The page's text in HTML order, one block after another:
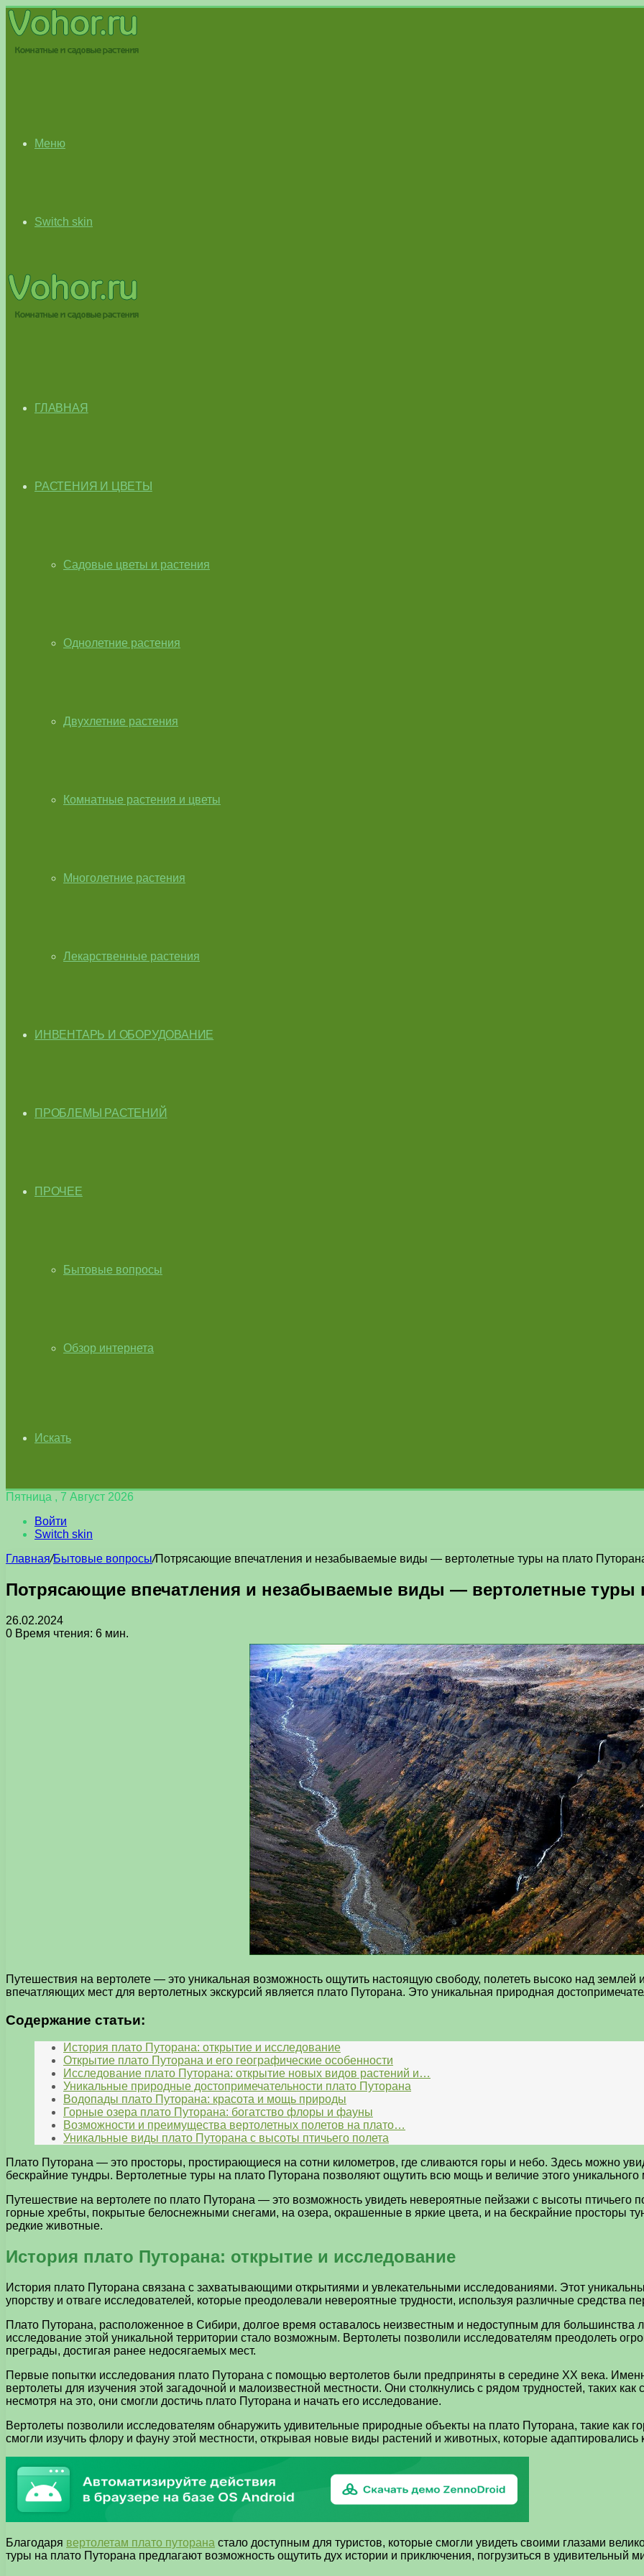
Меню
Switch skin
ГЛАВНАЯ
РАСТЕНИЯ И ЦВЕТЫ
Садовые цветы и растения
Однолетние растения
Двухлетние растения
Комнатные растения и цветы
Многолетние растения
Лекарственные растения
ИНВЕНТАРЬ И ОБОРУДОВАНИЕ
ПРОБЛЕМЫ РАСТЕНИЙ
ПРОЧЕЕ
Бытовые вопросы
Обзор интернета
Искать
Пятница , 7 Август 2026
Войти
Switch skin
Главная/Бытовые вопросы/Потрясающие впечатления и незабываемые виды — вертолетные туры на плато
Потрясающие впечатления и незабываемые виды — вертолетные туры
26.02.2024
0 Время чтения: 6 мин.
Путешествия на вертолете — это уникальная возможность ощутить настоящую свободу, полететь высоко над
впечатляющих мест для вертолетных экскурсий является плато Путорана. Это уникальная природная
Содержание статьи:
История плато Путорана: открытие и исследование
Открытие плато Путорана и его географические особенности
Исследование плато Путорана: открытие новых видов растений и…
Уникальные природные достопримечательности плато Путорана
Водопады плато Путорана: красота и мощь природы
Горные озера плато Путорана: богатство флоры и фауны
Возможности и преимущества вертолетных полетов на плато…
Уникальные виды плато Путорана с высоты птичьего полета
Плато Путорана — это просторы, простирающиеся на сотни километров, где сливаются горы и небо. Здесь можно
бескрайние тундры. Вертолетные туры на плато Путорана позволяют ощутить всю мощь и величие этого уникального
Путешествие на вертолете по плато Путорана — это возможность увидеть невероятные пейзажи с высоты птичьего
горные хребты, покрытые белоснежными снегами, на озера, окрашенные в яркие цвета, и на бескрайние просторы
редкие животные.
История плато Путорана: открытие и исследование
История плато Путорана связана с захватывающими открытиями и увлекательными исследованиями. Этот
упорству и отваге исследователей, которые преодолевали невероятные трудности, используя различные средства
Плато Путорана, расположенное в Сибири, долгое время оставалось неизвестным и недоступным для большинства
исследование этой уникальной территории стало возможным. Вертолеты позволили исследователям преодолеть
преграды, достигая ранее недосягаемых мест.
Первые попытки исследования плато Путорана с помощью вертолетов были предприняты в середине XX века.
вертолеты для изучения этой загадочной и малоизвестной местности. Они столкнулись с рядом трудностей, таких
несмотря на это, они смогли достичь плато Путорана и начать его исследование.
Вертолеты позволили исследователям обнаружить удивительные природные объекты на плато Путорана, такие как
смогли изучить флору и фауну этой местности, открывая новые виды растений и животных, которые адаптировались
Благодаря вертолетам плато путорана стало доступным для туристов, которые смогли увидеть своими глазами
туры на плато Путорана предлагают возможность ощутить дух истории и приключения, погрузиться в удивительный